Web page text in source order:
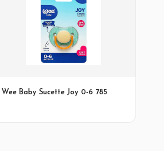
Wee Baby Sucette Joy 0-6 785